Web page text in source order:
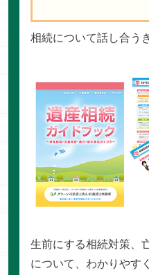
相続について話し合う
生前にする相続対策、
について、わかりやす